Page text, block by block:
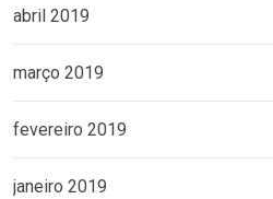
abril 2019
março 2019
fevereiro 2019
janeiro 2019